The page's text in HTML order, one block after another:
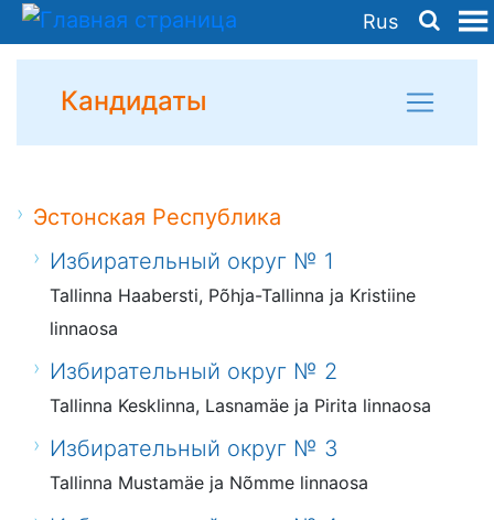
Rus
Кандидаты
Эстонская Республика
Избирательный округ № 1
Tallinna Haabersti, Põhja-Tallinna ja Kristiine
linnaosa
Избирательный округ № 2
Tallinna Kesklinna, Lasnamäe ja Pirita linnaosa
Избирательный округ № 3
Tallinna Mustamäe ja Nõmme linnaosa